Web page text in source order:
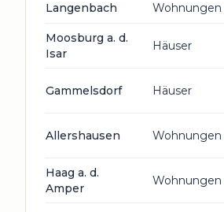
Langenbach Wohnungen
Moosburg a. d.
Isar
Häuser
Gammelsdorf Häuser
Allershausen Wohnungen
Haag a. d.
Amper
Wohnungen